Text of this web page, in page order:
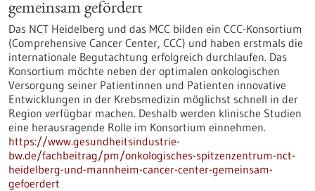
gemeinsam gefördert
Das NCT Heidelberg und das MCC bilden ein CCC-Konsortium
(Comprehensive Cancer Center, CCC) und haben erstmals die
internationale Begutachtung erfolgreich durchlaufen. Das
Konsortium möchte neben der optimalen onkologischen
Versorgung seiner Patientinnen und Patienten innovative
Entwicklungen in der Krebsmedizin möglichst schnell in der
Region verfügbar machen. Deshalb werden klinische Studien
eine herausragende Rolle im Konsortium einnehmen.
https://www.gesundheitsindustrie-
bw.de/fachbeitrag/pm/onkologisches-spitzenzentrum-nct-
heidelberg-und-mannheim-cancer-center-gemeinsam-
gefoerdert